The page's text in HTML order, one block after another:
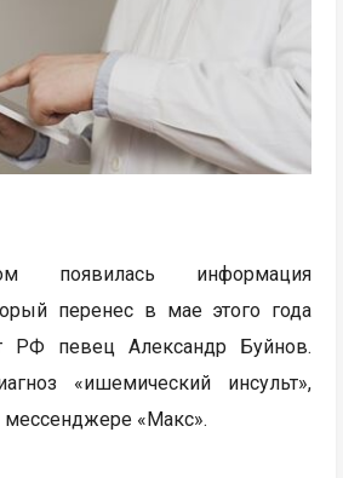
появилась информация
перенес в мае этого года
РФ певец Александр Буйнов.
«ишемический инсульт»,
мессенджере «Макс».